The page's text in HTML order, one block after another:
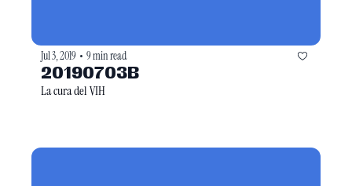
Jul 3, 2019 • 9 min read
20190703B
La cura del VIH